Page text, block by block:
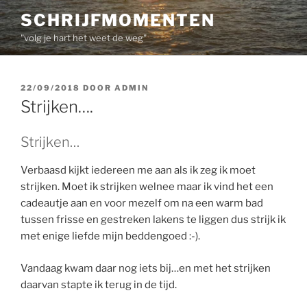
Ga
naar
de
inhoud
SCHRIJFMOMENTEN
"volg je hart het weet de weg"
GEPLAATST
OP
22/09/2018 DOOR ADMIN
Strijken….
Strijken…
Verbaasd kijkt iedereen me aan als ik zeg ik moet
strijken. Moet ik strijken welnee maar ik vind het een
cadeautje aan en voor mezelf om na een warm bad
tussen frisse en gestreken lakens te liggen dus strijk ik
met enige liefde mijn beddengoed :-).
Vandaag kwam daar nog iets bij…en met het strijken
daarvan stapte ik terug in de tijd.